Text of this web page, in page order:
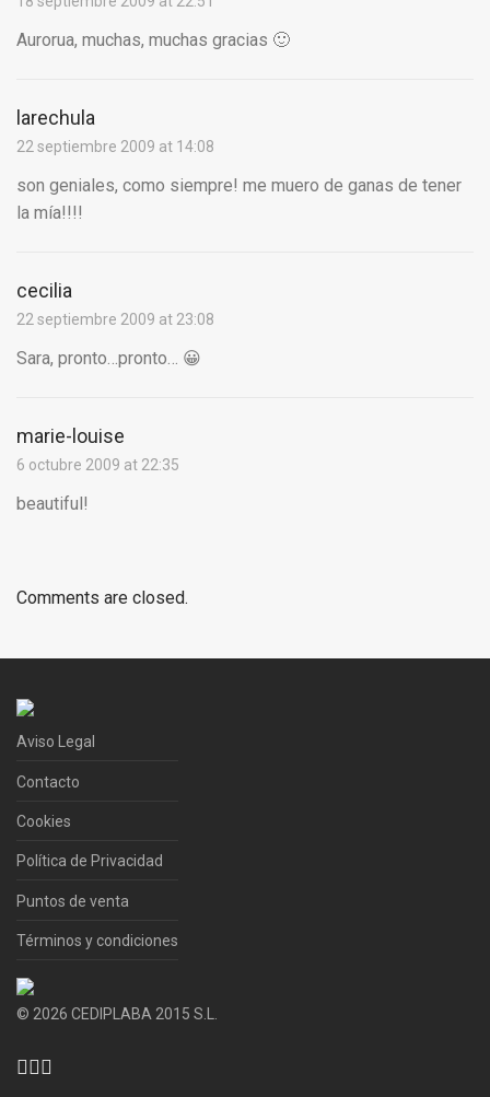
Aurorua, muchas, muchas gracias 🙂
larechula
22 septiembre 2009 at 14:08
son geniales, como siempre! me muero de ganas de tener
la mía!!!!
cecilia
22 septiembre 2009 at 23:08
Sara, pronto…pronto… 😀
marie-louise
6 octubre 2009 at 22:35
beautiful!
Comments are closed.
Aviso Legal
Contacto
Cookies
Política de Privacidad
Puntos de venta
Términos y condiciones
© 2026 CEDIPLABA 2015 S.L.